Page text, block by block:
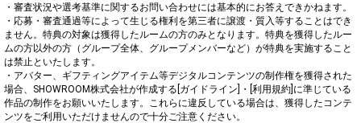
・審査状況や選考基準に関するお問い合わせには基本的にお答えできかねます。
・応募・審査通過等によって生じる権利を第三者に譲渡・質入等することはでき
ません。特典の対象は獲得したルームの方のみとなります。特典を獲得したルー
ムの方以外の方（グループ全体、グループメンバーなど）が特典を実施すること
は禁止といたします。
・アバター、ギフティングアイテム等デジタルコンテンツの制作権を獲得された
場合、SHOWROOM株式会社が作成する[ガイドライン]・[利用規約]に準じている
作品の制作をお願いいたします。これらに違反している場合は、獲得したコンテ
ンツをご利用いただけませんので十分ご注意ください。